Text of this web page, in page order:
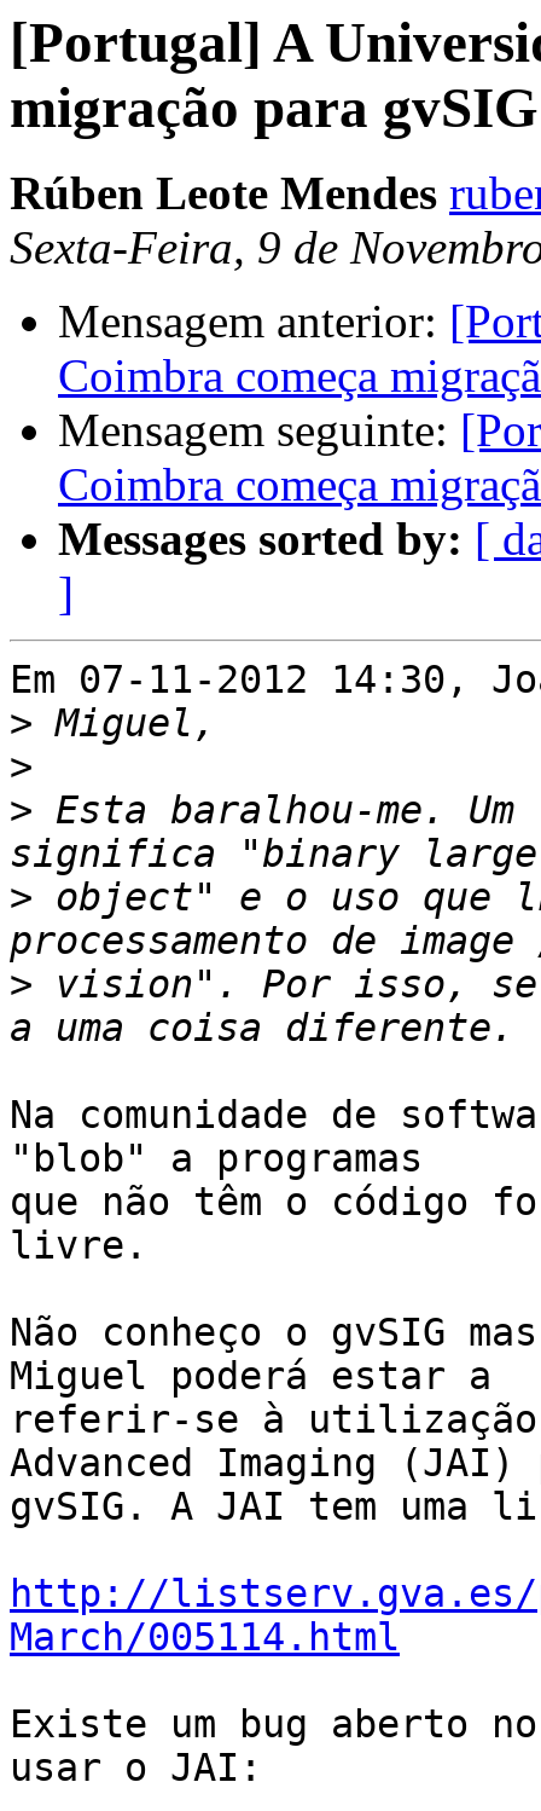
[Portugal] A
migração para gvSIG
Rúben Leote Mendes
Sexta-Feira, 9 de
Mensagem anterior:
Coimbra começa
Mensagem seguinte:
Coimbra começa
Messages sorted by: [
]
Em 07-11-2012 14:30,
>
>
> Esta baralhou-me.
> object" e o uso que
> vision". Por isso,
Na comunidade de
"blob" a programas
que não têm o código
livre.
Não conheço o gvSIG
Miguel poderá estar a
referir-se à utilização
Advanced Imaging
gvSIG. A JAI tem uma
http://listserv.gva.es/
March/005114.html
Existe um bug aberto
usar o JAI: